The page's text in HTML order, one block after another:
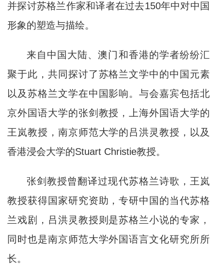
并探讨苏格兰作家和译者在过去150年中对中国
形象的塑造与描绘。
来自中国大陆、澳门和香港的学者纷纷汇
聚于此，共同探讨了苏格兰文学中的中国元素
以及苏格兰文学在中国影响。与会嘉宾包括北
京外国语大学的张剑教授，上海外国语大学的
王岚教授，南京师范大学的吕洪灵教授，以及
香港浸会大学的Stuart Christie教授。
张剑教授曾翻译过现代苏格兰诗歌，王岚
教授获得国家研究资助，专研中国的当代苏格
兰戏剧，吕洪灵教授则是苏格兰小说的专家，
同时也是南京师范大学外国语言文化研究所所
长。